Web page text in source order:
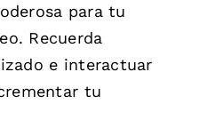
para tu
Recuerda
e interactuar
tu